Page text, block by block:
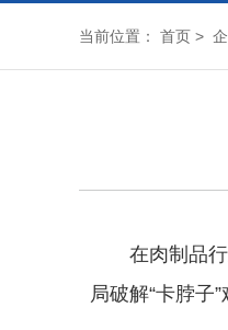
当前位置： 首页 >
在肉制品
局破解“卡脖子